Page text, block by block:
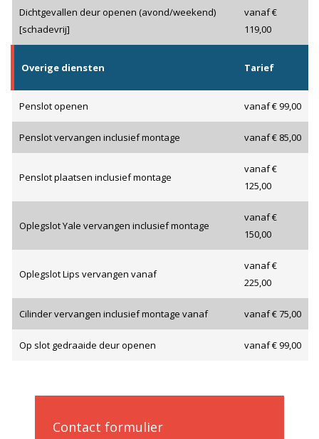
Dichtgevallen deur openen (avond/weekend)
[schadevrij]
vanaf €
119,00
Overige diensten Tarief
Penslot openen vanaf € 99,00
Penslot vervangen inclusief montage vanaf € 85,00
Penslot plaatsen inclusief montage
vanaf €
125,00
Oplegslot Yale vervangen inclusief montage
vanaf €
150,00
Oplegslot Lips vervangen vanaf
vanaf €
225,00
Cilinder vervangen inclusief montage vanaf vanaf € 75,00
Op slot gedraaide deur openen vanaf € 99,00
Contact formulier